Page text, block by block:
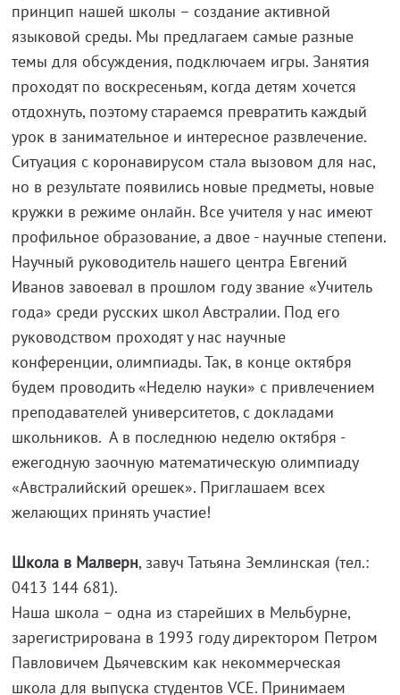
принцип нашей школы – создание активной
языковой среды. Мы предлагаем самые разные
темы для обсуждения, подключаем игры. Занятия
проходят по воскресеньям, когда детям хочется
отдохнуть, поэтому стараемся превратить каждый
урок в занимательное и интересное развлечение.
Ситуация с коронавирусом стала вызовом для нас,
но в результате появились новые предметы, новые
кружки в режиме онлайн. Все учителя у нас имеют
профильное образование, а двое - научные степени.
Научный руководитель нашего центра Евгений
Иванов завоевал в прошлом году звание «Учитель
года» среди русских школ Австралии. Под его
руководством проходят у нас научные
конференции, олимпиады. Так, в конце октября
будем проводить «Неделю науки» с привлечением
преподавателей университетов, с докладами
школьников. А в последнюю неделю октября -
ежегодную заочную математическую олимпиаду
«Австралийский орешек». Приглашаем всех
желающих принять участие!
Школа в Малверн, завуч Татьяна Землинская (тел.:
0413 144 681).
Наша школа – одна из старейших в Мельбурне,
зарегистрирована в 1993 году директором Петром
Павловичем Дьячевским как некоммерческая
школа для выпуска студентов VCE. Принимаем